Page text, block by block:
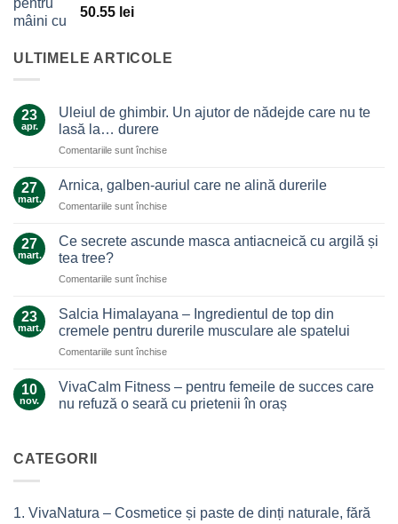
50.55 lei
ULTIMELE ARTICOLE
23
apr.
Uleiul de ghimbir. Un ajutor de nădejde care nu te
lasă la… durere
Comentariile sunt închisepentru
de
Un
de
lasă
la…
27
mart.
Arnica, galben-auriul care ne alină durerile
Comentariile sunt închisepentru
galben-
ne
durerile
27
mart.
Ce secrete ascunde masca antiacneică cu argilă și
tea tree?
Comentariile sunt închisepentru
secrete
ascunde
masca
antiacneică
argilă
23
mart.
Salcia Himalayana – Ingredientul de top din
cremele pentru durerile musculare ale spatelui
Comentariile sunt închisepentru
Himalayana
Ingredientul
musculare
10
nov.
VivaCalm Fitness – pentru femeile de succes care
nu refuză o seară cu prietenii în oraș
VivaCalm
de
CATEGORII
1. VivaNatura – Cosmetice și paste de dinți naturale, fără